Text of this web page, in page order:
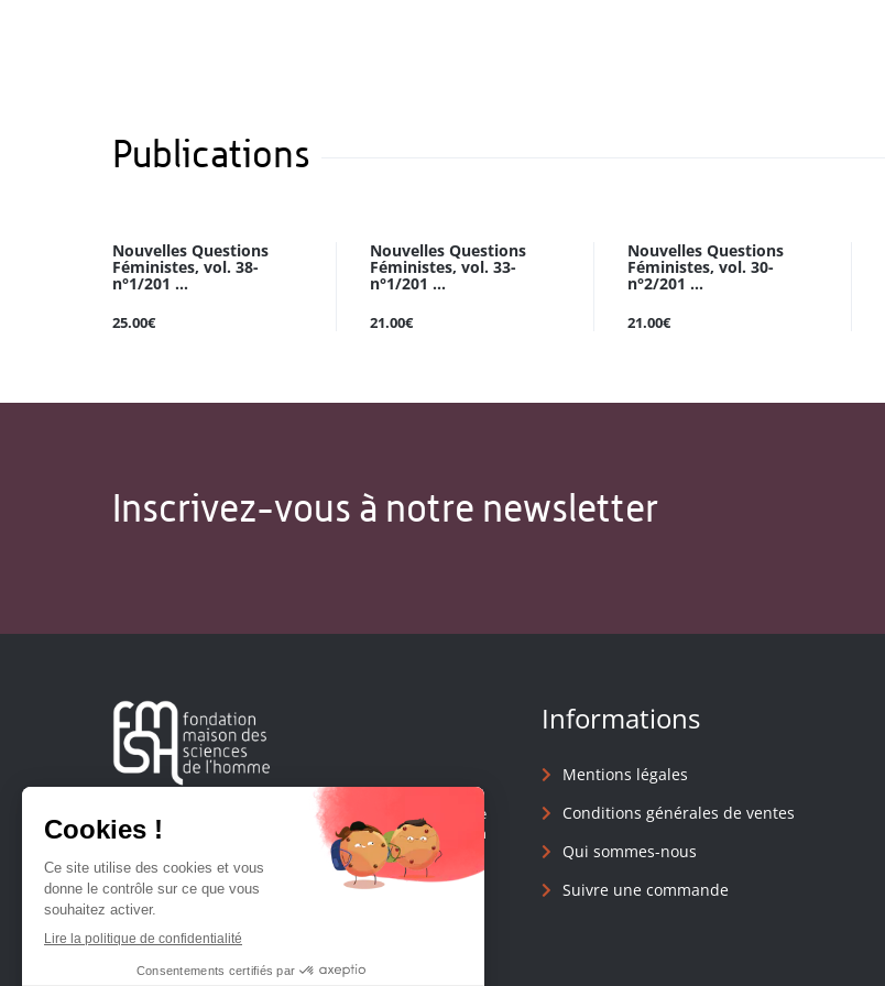
Publications
Nouvelles Questions
Féministes, vol. 38-
n°1/201 ...
25.00€
Nouvelles Questions
Féministes, vol. 33-
n°1/201 ...
21.00€
Nouvelles Questions
Féministes, vol. 30-
n°2/201 ...
21.00€
Inscrivez-vous à notre newsletter
Créée en 1963, la Fondation Maison Sciences de l'Homme
soutient la recherche et la diffusion des connaissances en
Informations
Mentions légales
Conditions générales de ventes
Qui sommes-nous
Suivre une commande